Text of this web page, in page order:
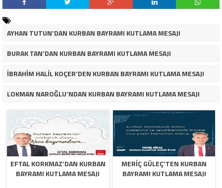
AYHAN TUTUN’DAN KURBAN BAYRAMI KUTLAMA MESAJI
BURAK TAN’DAN KURBAN BAYRAMI KUTLAMA MESAJI
İBRAHİM HALİL KOÇER’DEN KURBAN BAYRAMI KUTLAMA MESAJI
LOKMAN NAROĞLU’NDAN KURBAN BAYRAMI KUTLAMA MESAJI
EFTAL KORKMAZ’DAN KURBAN
BAYRAMI KUTLAMA MESAJI
MERİÇ GÜLEÇ’TEN KURBAN
BAYRAMI KUTLAMA MESAJI